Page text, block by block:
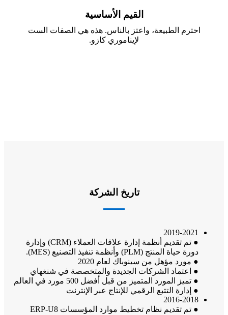
القيم الأساسية
احترم الطبيعة، واعتز بالناس. هذه هي الصفات الست
لإيناموري كازو.
تاريخ الشركة
2019-2021
● تم تقديم أنظمة إدارة علاقات العملاء (CRM) وإدارة
دورة حياة المنتج (PLM) وأنظمة تنفيذ التصنيع (MES).
● مورد مؤهل من سينوباك لعام 2020
● اعتماد الشركات الجديدة والمتخصصة في شنغهاي
● تميز المورد المتميز من قبل أفضل 500 مورد في العالم
● إدارة التتبع الرقمي للإنتاج عبر الإنترنت
2016-2018
● تم تقديم نظام تخطيط موارد المؤسسات ERP-U8